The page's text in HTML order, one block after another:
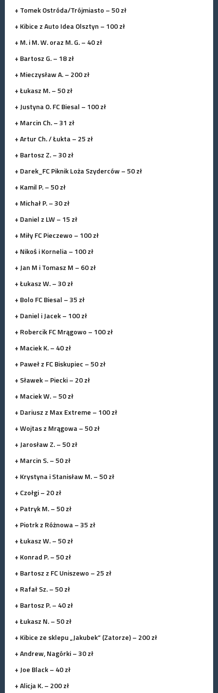
+ Tomek Ostróda/Trójmiasto – 50 zł
+ Kibice z Auto Idea Olsztyn – 100 zł
+ M. i M. W. oraz M. G. – 40 zł
+ Bartosz G. – 18 zł
+ Mieczysław A. – 200 zł
+ Łukasz M. – 50 zł
+ Justyna O. FC Biesal – 100 zł
+ Marcin Ch. – 31 zł
+ Artur Ch. / Łukta – 25 zł
+ Bartosz Z. – 30 zł
+ Darek_FC Piknik Loża Szyderców – 50 zł
+ Kamil P. – 50 zł
+ Michał P. – 30 zł
+ Daniel z LW – 15 zł
+ Miły FC Pieczewo – 100 zł
+ Nikoś i Kornelia – 100 zł
+ Jan M i Tomasz M – 60 zł
+ Łukasz W. – 30 zł
+ Bolo FC Biesal – 35 zł
+ Daniel i Jacek – 100 zł
+ Robercik FC Mrągowo – 100 zł
+ Maciek K. – 40 zł
+ Paweł z FC Biskupiec – 50 zł
+ Sławek – Piecki – 20 zł
+ Maciek W. – 50 zł
+ Dariusz z Max Extreme – 100 zł
+ Wojtas z Mrągowa – 50 zł
+ Jarosław Z. – 50 zł
+ Marcin S. – 50 zł
+ Krystyna i Stanisław M.– 50 zł
+ Czołgi – 20 zł
+ Patryk M. – 50 zł
+ Piotrk z Różnowa – 35 zł
+ Łukasz W. – 50 zł
+ Konrad P. – 50 zł
+ Bartosz z FC Uniszewo – 25 zł
+ Rafał Sz. – 50 zł
+ Bartosz P. – 40 zł
+ Łukasz N. – 50 zł
+ Kibice ze sklepu „Jakubek” (Zatorze) – 200 zł
+ Andrew, Nagórki – 30 zł
+ Joe Black – 40 zł
+ Alicja K. – 200 zł